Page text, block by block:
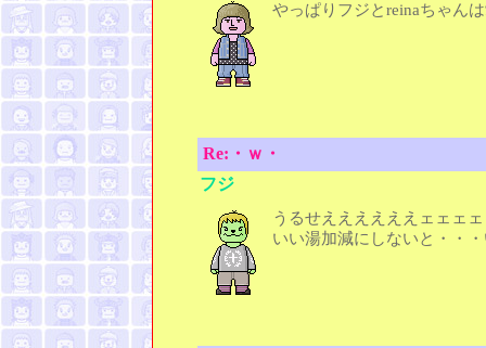
やっぱりフジとreinaちゃん
Re:・ｗ・
フジ
うるせええええええェェェ
いい湯加減にしないと・・